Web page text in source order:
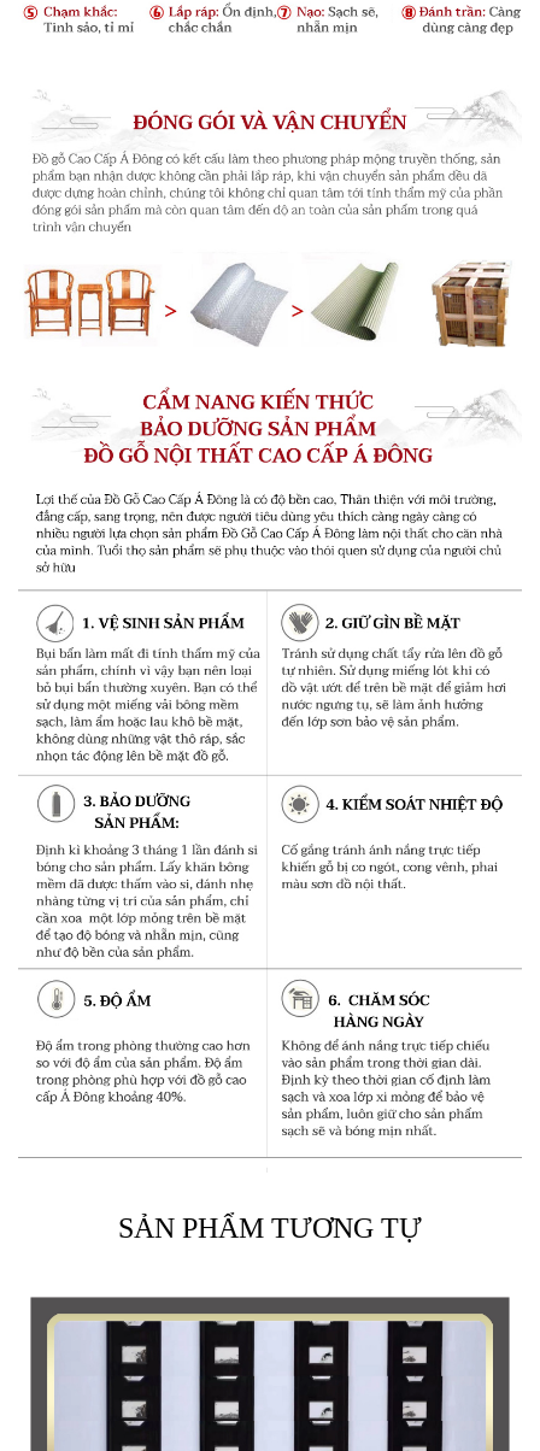
Thái Cực Quyền
uyển chuyển và mềm
mại, trong nhu có cương, trong cương có nhu, bạn
cảm thấy hình dạng của tay ghế và độ dày của nó
thay đổi, ở giữa thường dày hơn phía hai đầu tay, tay
ghế được chạm khắc tỉ mỉ tạo cảm giác nhẹ nhàng và
duyên dáng
tay ghế được chạm khắc tỉ mỉ tạo cảm giác nhẹ nhàng
và duyên dáng
SẢN PHẨM TƯƠNG TỰ